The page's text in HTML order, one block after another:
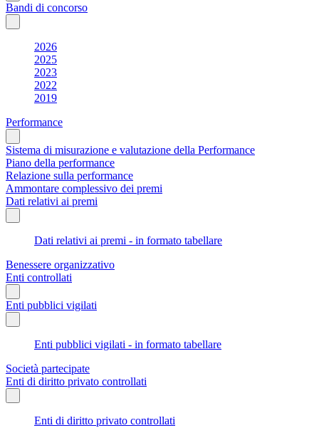
Bandi di concorso
2026
2025
2023
2022
2019
Performance
Sistema di misurazione e valutazione della Performance
Piano della performance
Relazione sulla performance
Ammontare complessivo dei premi
Dati relativi ai premi
Dati relativi ai premi - in formato tabellare
Benessere organizzativo
Enti controllati
Enti pubblici vigilati
Enti pubblici vigilati - in formato tabellare
Società partecipate
Enti di diritto privato controllati
Enti di diritto privato controllati